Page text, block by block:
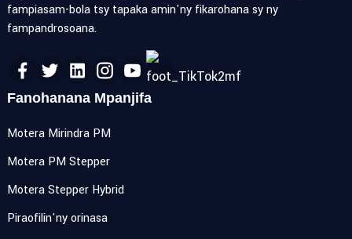
fampiasam-bola tsy tapaka amin'ny fikarohana sy ny
fampandrosoana.
Fanohanana Mpanjifa
Motera Mirindra PM
Motera PM Stepper
Motera Stepper Hybrid
Piraofilin'ny orinasa